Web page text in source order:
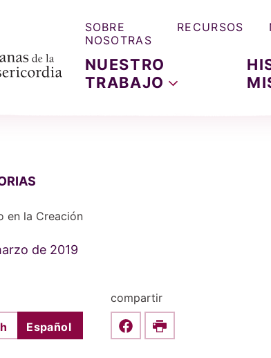
NUESTRO
TRABAJO
SOBRE
NOSOTRAS
RECURSOS
en la Creación
de 2019
Español
compartir
Share this on Facebook
Print